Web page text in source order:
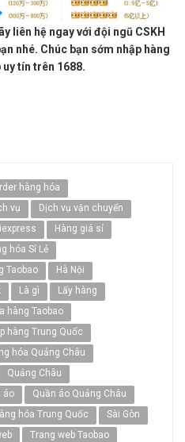
liên hệ ngay với đội ngũ CSKH
nhé. Chúc bạn sớm nhập hàng
tín trên 1688.
hàng hóa
vụ
Dịch vụ vận chuyển
Hàng giá sỉ
hóa Sỉ Lẻ
Taobao
Hà Nội
Là gì
Lấy hàng
hàng Taobao
hàng Trung Quốc
hóa Quảng Châu
Quảng Châu
áo
Quần áo Quảng Châu
hóa Trung Quốc
Sài Gòn
Trang web Taobao